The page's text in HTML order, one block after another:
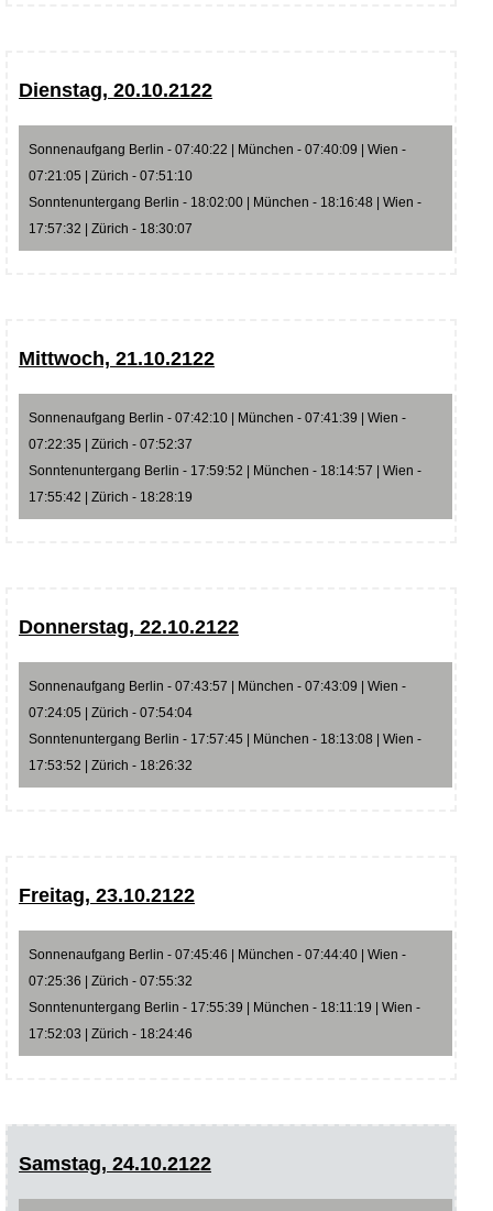
Dienstag, 20.10.2122
Sonnenaufgang Berlin - 07:40:22 | München - 07:40:09 | Wien -
07:21:05 | Zürich - 07:51:10
Sonntenuntergang Berlin - 18:02:00 | München - 18:16:48 | Wien -
17:57:32 | Zürich - 18:30:07
Mittwoch, 21.10.2122
Sonnenaufgang Berlin - 07:42:10 | München - 07:41:39 | Wien -
07:22:35 | Zürich - 07:52:37
Sonntenuntergang Berlin - 17:59:52 | München - 18:14:57 | Wien -
17:55:42 | Zürich - 18:28:19
Donnerstag, 22.10.2122
Sonnenaufgang Berlin - 07:43:57 | München - 07:43:09 | Wien -
07:24:05 | Zürich - 07:54:04
Sonntenuntergang Berlin - 17:57:45 | München - 18:13:08 | Wien -
17:53:52 | Zürich - 18:26:32
Freitag, 23.10.2122
Sonnenaufgang Berlin - 07:45:46 | München - 07:44:40 | Wien -
07:25:36 | Zürich - 07:55:32
Sonntenuntergang Berlin - 17:55:39 | München - 18:11:19 | Wien -
17:52:03 | Zürich - 18:24:46
Samstag, 24.10.2122